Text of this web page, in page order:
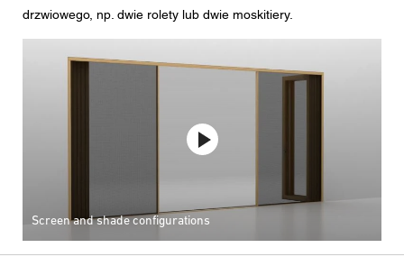
drzwiowego, np. dwie rolety lub dwie moskitiery.
Screen and shade configurations